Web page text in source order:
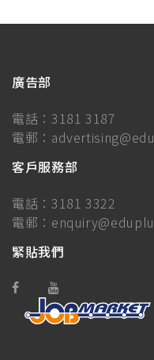
廣告部
電話： 3181 3187
電郵：
客戶服務部
電話： 3181 3322
電郵：
緊貼我們